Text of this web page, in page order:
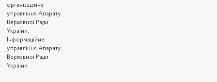
організаційне
управління Апарату
Верховної Ради
України,
Інформаційне
управління Апарату
Верховної Ради
України